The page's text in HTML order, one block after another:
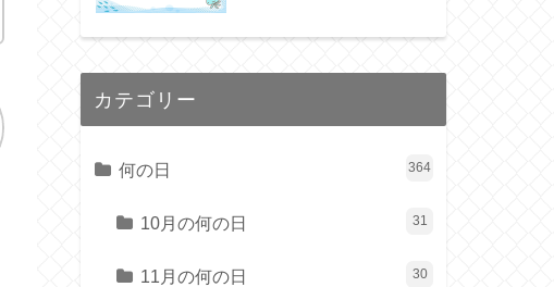
カテゴリー
何の日 364
10月の何の日 31
11月の何の日 30